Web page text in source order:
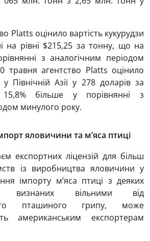
Platts оцінило вартість кукурудзи
на рівні $215,25 за тонну, що на
з аналогічним періодом
травня агентство Platts оцінило
Північній Азії у 278 доларів за
більше у порівнянні з
минулого року.
яловичини та м’яса птиці
експортних ліцензій для більш
із виробництва яловичини у
імпорту м’яса птиці з деяких
вільними від
пташиного грипу, може
американським експортерам